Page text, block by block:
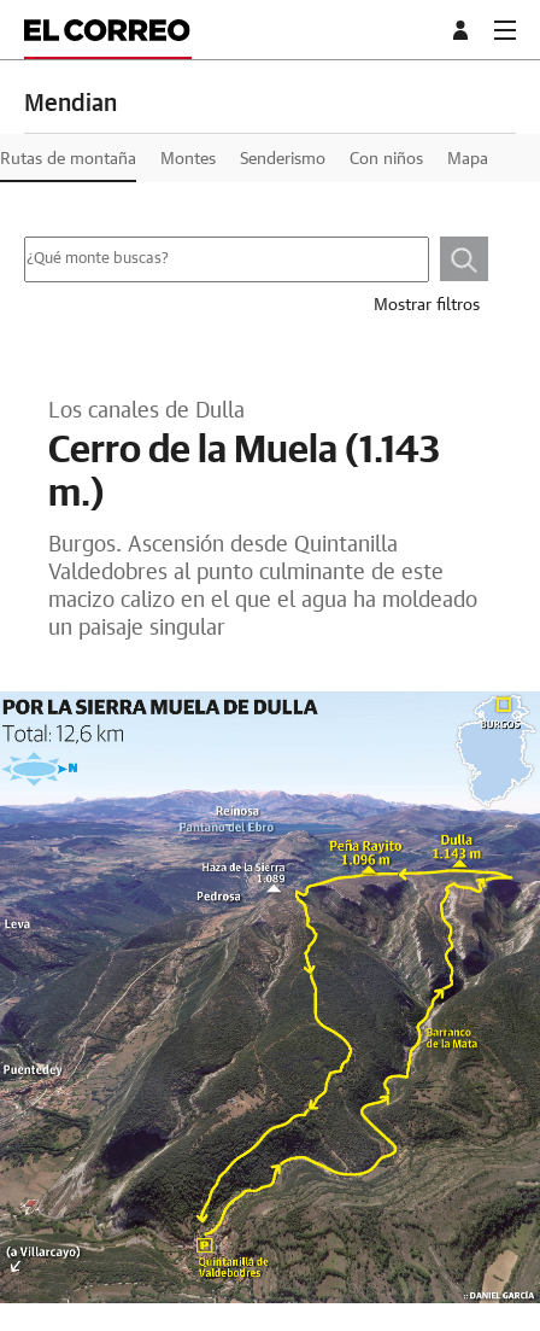
Mendian
Rutas de montaña Montes Senderismo Con niños Mapa
Mostrar filtros
Los canales de Dulla
Cerro de la Muela (1.143
m.)
Burgos. Ascensión desde Quintanilla
Valdedobres al punto culminante de este
macizo calizo en el que el agua ha moldeado
un paisaje singular